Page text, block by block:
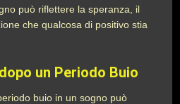
può riflettere la speranza, il
che qualcosa di positivo stia
un Periodo Buio
buio in un sogno può